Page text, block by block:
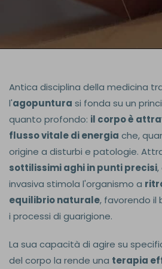
Antica disciplina della medicina
l'agopuntura si fonda su un
quanto profondo: il corpo è
flusso vitale di energia che,
origine a disturbi e patologie.
sottilissimi aghi in punti precisi
invasiva stimola l'organismo a
equilibrio naturale, favorendo il
i processi di guarigione.
La sua capacità di agire su
del corpo la rende una terapia